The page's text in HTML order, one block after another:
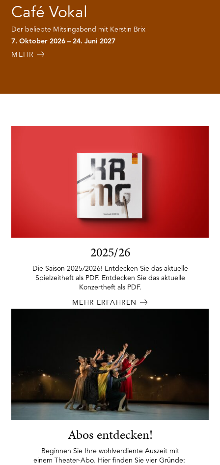
Café Vokal
Der beliebte Mitsingabend mit Kerstin Brix
7. Oktober 2026 – 24. Juni 2027
MEHR
2025/26
Die Saison 2025/2026! Entdecken Sie das aktuelle
Spielzeitheft als PDF. Entdecken Sie das aktuelle
Konzertheft als PDF.
MEHR ERFAHREN
Abos entdecken!
Beginnen Sie Ihre wohlverdiente Auszeit mit
einem Theater-Abo. Hier finden Sie vier Gründe: